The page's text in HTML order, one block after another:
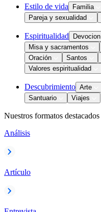
Estilo de vida Familia
Pareja y sexualidad
Espiritualidad Devocion
Misa y sacramentos
Oración
Santos
Valores espiritualidad
Descubrimiento Arte
Santuario
Viajes
Nuestros formatos destacados
Análisis
Artículo